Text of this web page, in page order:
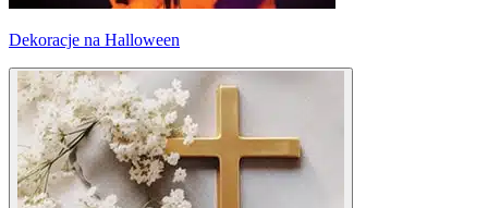
Dekoracje na Halloween